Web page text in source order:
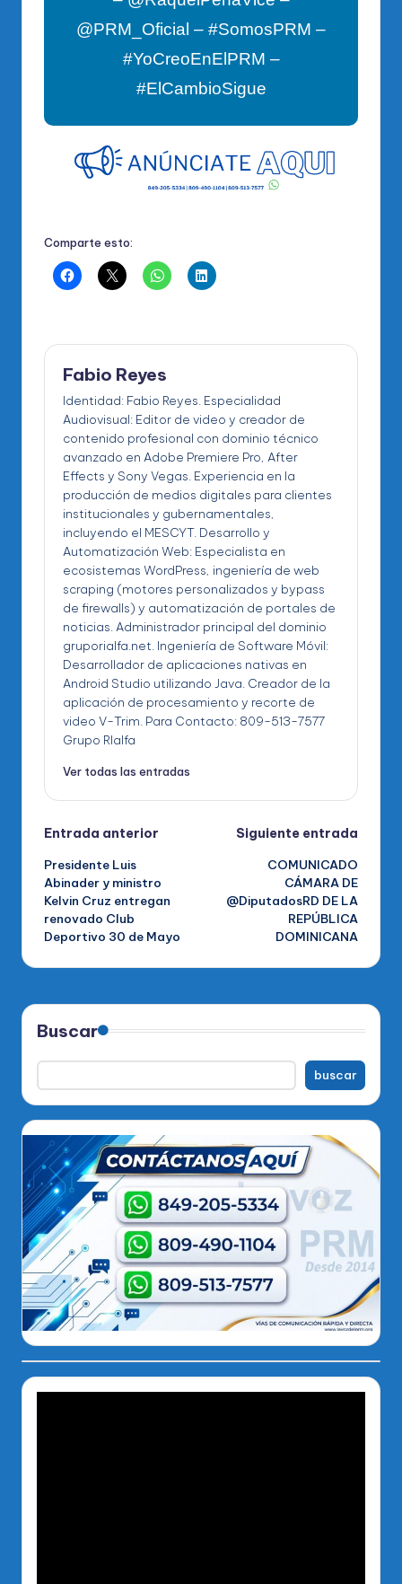
@PRM_Oficial – #SomosPRM –
#YoCreoEnElPRM –
#ElCambioSigue
Comparte esto:
Fabio Reyes
Identidad: Fabio Reyes. Especialidad
Audiovisual: Editor de video y creador de
contenido profesional con dominio técnico
avanzado en Adobe Premiere Pro, After
Effects y Sony Vegas. Experiencia en la
producción de medios digitales para clientes
institucionales y gubernamentales,
incluyendo el MESCYT. Desarrollo y
Automatización Web: Especialista en
ecosistemas WordPress, ingeniería de web
scraping (motores personalizados y bypass
de firewalls) y automatización de portales de
noticias. Administrador principal del dominio
gruporialfa.net. Ingeniería de Software Móvil:
Desarrollador de aplicaciones nativas en
Android Studio utilizando Java. Creador de la
aplicación de procesamiento y recorte de
video V-Trim. Para Contacto: 809-513-7577
Grupo RIalfa
Ver todas las entradas
Navegación
de
entradas
Entrada anterior
Presidente Luis
Abinader y ministro
Kelvin Cruz entregan
renovado Club
Deportivo 30 de Mayo
Siguiente entrada
COMUNICADO
CÁMARA DE
@DiputadosRD DE LA
REPÚBLICA
DOMINICANA
Buscar
buscar